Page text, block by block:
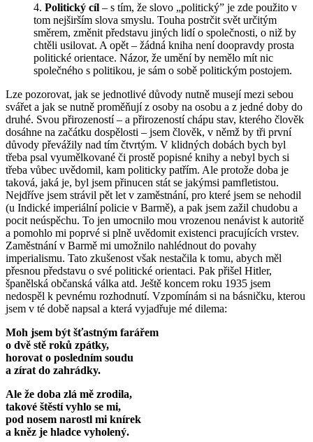
4. Politický cíl – s tím, že slovo „politický” je zde použito v
tom nejširším slova smyslu. Touha postrčit svět určitým
směrem, změnit představu jiných lidí o společnosti, o niž by
chtěli usilovat. A opět – žádná kniha není doopravdy prosta
politické orientace. Názor, že umění by nemělo mít nic
společného s politikou, je sám o sobě politickým postojem.
Lze pozorovat, jak se jednotlivé důvody nutně musejí mezi sebou
svářet a jak se nutně proměňují z osoby na osobu a z jedné doby do
druhé. Svou přirozeností – a přirozeností chápu stav, kterého člověk
dosáhne na začátku dospělosti – jsem člověk, v němž by tři první
důvody převážily nad tím čtvrtým. V klidných dobách bych byl
třeba psal vyumělkované či prostě popisné knihy a nebyl bych si
třeba vůbec uvědomil, kam politicky patřím. Ale protože doba je
taková, jaká je, byl jsem přinucen stát se jakýmsi pamfletistou.
Nejdříve jsem strávil pět let v zaměstnání, pro které jsem se nehodil
(u Indické imperiální policie v Barmě), a pak jsem zažil chudobu a
pocit neúspěchu. To jen umocnilo mou vrozenou nenávist k autoritě
a pomohlo mi poprvé si plně uvědomit existenci pracujících vrstev.
Zaměstnání v Barmě mi umožnilo nahlédnout do povahy
imperialismu. Tato zkušenost však nestačila k tomu, abych měl
přesnou představu o své politické orientaci. Pak přišel Hitler,
španělská občanská válka atd. Ještě koncem roku 1935 jsem
nedospěl k pevnému rozhodnutí. Vzpomínám si na básničku, kterou
jsem v té době napsal a která vyjadřuje mé dilema:
Moh jsem být šťastným farářem
o dvě stě roků zpátky,
horovat o posledním soudu
a zírat do zahrádky.
Ale že doba zlá mě zrodila,
takové štěstí vyhlo se mi,
pod nosem narostl mi knírek
a kněz je hladce vyholený.